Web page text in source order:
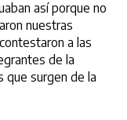
así porque no
nuestras
a las
de la
que surgen de la